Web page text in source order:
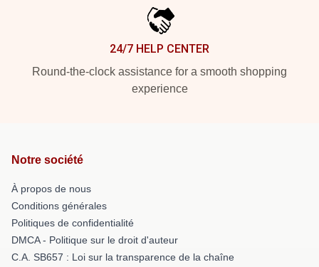
24/7 HELP CENTER
Round-the-clock assistance for a smooth shopping
experience
Notre société
À propos de nous
Conditions générales
Politiques de confidentialité
DMCA - Politique sur le droit d'auteur
C.A. SB657 : Loi sur la transparence de la chaîne